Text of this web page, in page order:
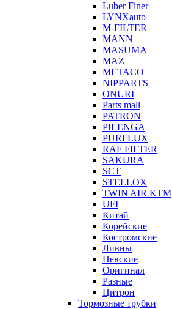
Luber Finer
LYNXauto
M-FILTER
MANN
MASUMA
MAZ
METACO
NIPPARTS
ONURI
Parts mall
PATRON
PILENGA
PURFLUX
RAF FILTER
SAKURA
SCT
STELLOX
TWIN AIR KTM
UFI
Китай
Корейские
Костромские
Ливны
Невские
Оригинал
Разные
Цитрон
Тормозные трубки